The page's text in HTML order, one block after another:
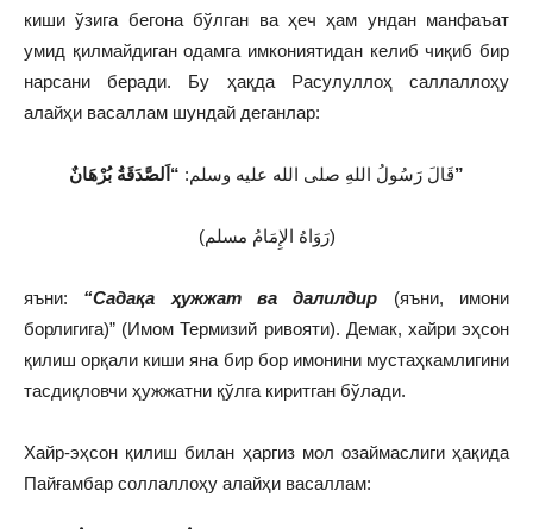
киши ўзига бегона бўлган ва ҳеч ҳам ундан манфаъат
умид қилмайдиган одамга имкониятидан келиб чиқиб бир
нарсани беради. Бу ҳақда Расулуллоҳ саллаллоҳу
алайҳи васаллам шундай деганлар:
قَالَ رَسُولُ اللهِ صلى الله عليه وسلم:“اَلصَّدَقَةُ بُرْهَانٌ”
(رَوَاهُ الإِمَامُ مسلم)
яъни: “Садақа ҳужжат ва далилдир (яъни, имони
борлигига)” (Имом Термизий ривояти). Демак, хайри эҳсон
қилиш орқали киши яна бир бор имонини мустаҳкамлигини
тасдиқловчи ҳужжатни қўлга киритган бўлади.
Хайр-эҳсон қилиш билан ҳаргиз мол озаймаслиги ҳақида
Пайғамбар соллаллоҳу алайҳи васаллам: